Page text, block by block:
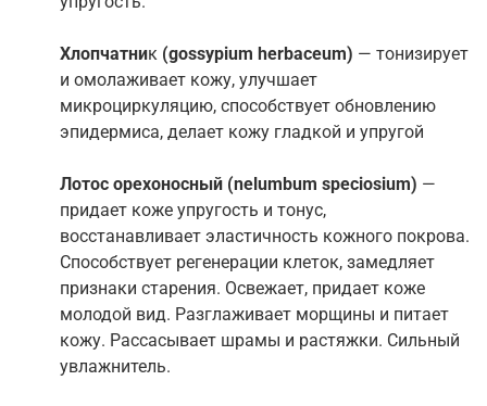
Хлопчатник (gossypium herbaceum) — тонизирует
и омолаживает кожу, улучшает
микроциркуляцию, способствует обновлению
эпидермиса, делает кожу гладкой и упругой
Лотос орехоносный (nelumbum speciosium) —
придает коже упругость и тонус,
восстанавливает эластичность кожного покрова.
Способствует регенерации клеток, замедляет
признаки старения. Освежает, придает коже
молодой вид. Разглаживает морщины и питает
кожу. Рассасывает шрамы и растяжки. Сильный
увлажнитель.